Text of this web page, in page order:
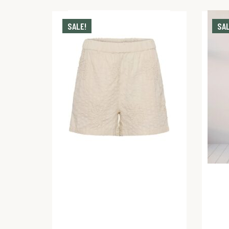
SALE!